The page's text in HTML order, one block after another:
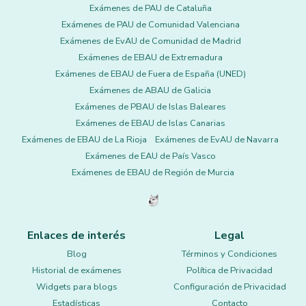
Exámenes de PAU de Cataluña
Exámenes de PAU de Comunidad Valenciana
Exámenes de EvAU de Comunidad de Madrid
Exámenes de EBAU de Extremadura
Exámenes de EBAU de Fuera de España (UNED)
Exámenes de ABAU de Galicia
Exámenes de PBAU de Islas Baleares
Exámenes de EBAU de Islas Canarias
Exámenes de EBAU de La Rioja
Exámenes de EvAU de Navarra
Exámenes de EAU de País Vasco
Exámenes de EBAU de Región de Murcia
Enlaces de interés
Blog
Historial de exámenes
Widgets para blogs
Estadísticas
Legal
Términos y Condiciones
Política de Privacidad
Configuración de Privacidad
Contacto